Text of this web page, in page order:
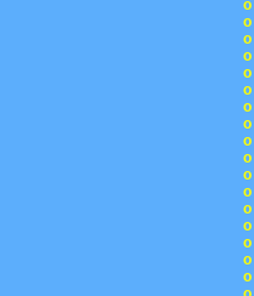
o
o
o
o
o
o
o
o
o
o
o
o
o
o
o
o
o